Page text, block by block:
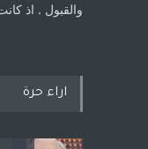
والقبول . اذ
اراء حرة